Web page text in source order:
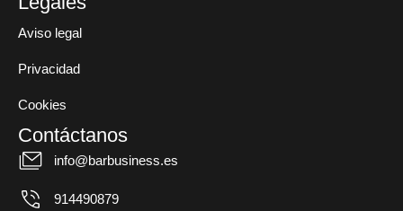
Aviso legal
Privacidad
Cookies
Contáctanos
info@barbusiness.es
914490879